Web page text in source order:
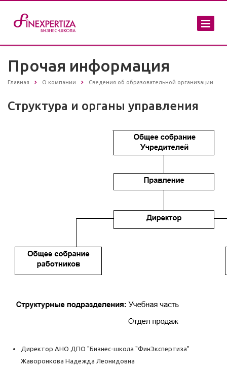
Прочая информация
Главная О компании Сведения об образовательной организации
Структура и органы управления
Директор АНО ДПО "Бизнес-школа "ФинЭкспертиза"
Жаворонкова Надежда Леонидовна